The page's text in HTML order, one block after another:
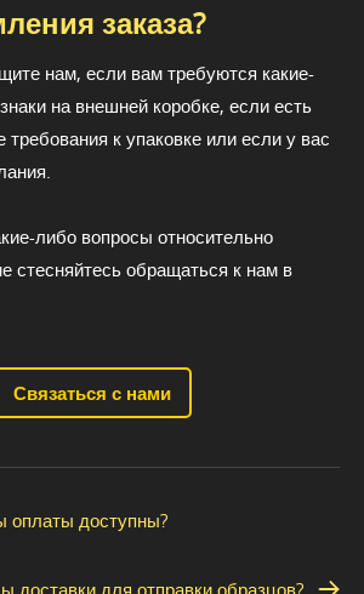
заказа?
нам, если вам требуются какие-
на внешней коробке, если есть
к упаковке или если у вас
либо вопросы относительно
стесняйтесь обращаться к нам в
Связаться с нами
оплаты доступны?
доставки для отправки образцов?